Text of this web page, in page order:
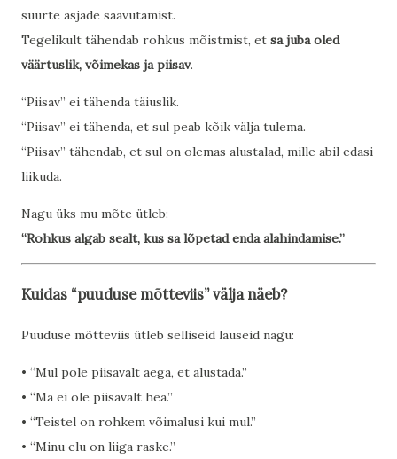
suurte asjade saavutamist.
Tegelikult tähendab rohkus mõistmist, et sa juba oled
väärtuslik, võimekas ja piisav.
“Piisav” ei tähenda täiuslik.
“Piisav” ei tähenda, et sul peab kõik välja tulema.
“Piisav” tähendab, et sul on olemas alustalad, mille abil edasi
liikuda.
Nagu üks mu mõte ütleb:
“Rohkus algab sealt, kus sa lõpetad enda alahindamise.”
Kuidas “puuduse mõtteviis” välja näeb?
Puuduse mõtteviis ütleb selliseid lauseid nagu:
• “Mul pole piisavalt aega, et alustada.”
• “Ma ei ole piisavalt hea.”
• “Teistel on rohkem võimalusi kui mul.”
• “Minu elu on liiga raske.”